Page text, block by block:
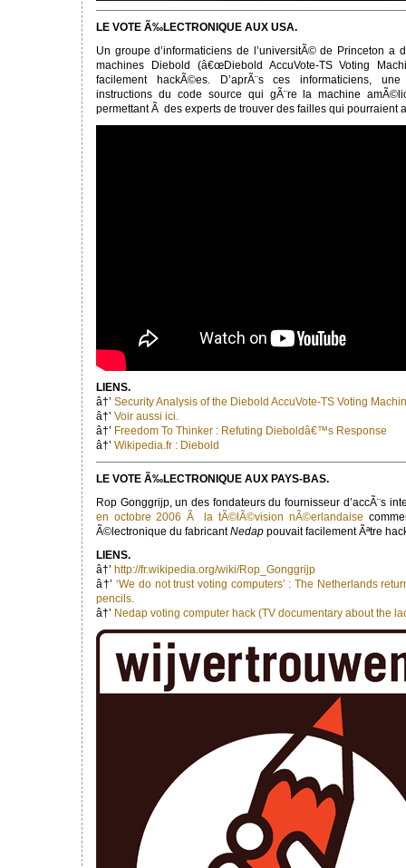
LE VOTE Ã‰LECTRONIQUE AUX USA.
Un groupe d’informaticiens de l’universitÃ© de Princeton a
machines Diebold (â€œDiebold AccuVote-TS Voting
facilement hackÃ©es. D’aprÃ¨s ces informaticiens,
instructions du code source qui gÃ¨re la machine
permettant Ã des experts de trouver des failles qui pourraient
LIENS.
â†’ Security Analysis of the Diebold AccuVote-TS Voting
â†’ Voir aussi ici.
â†’ Freedom To Thinker : Refuting Dieboldâ€™s Response
â†’ Wikipedia.fr : Diebold
LE VOTE Ã‰LECTRONIQUE AUX PAYS-BAS.
Rop Gonggrijp, un des fondateurs du fournisseur d’accÃ¨s
en octobre 2006 Ã la tÃ©lÃ©vision nÃ©erlandaise
Ã©lectronique du fabricantNedap pouvait facilement Ãªtre
LIENS.
â†’ http://fr.wikipedia.org/wiki/Rop_Gonggrijp
â†’‘We do not trust voting computers’ : The Netherlands
pencils.
â†’ Nedap voting computer hack (TV documentary about the